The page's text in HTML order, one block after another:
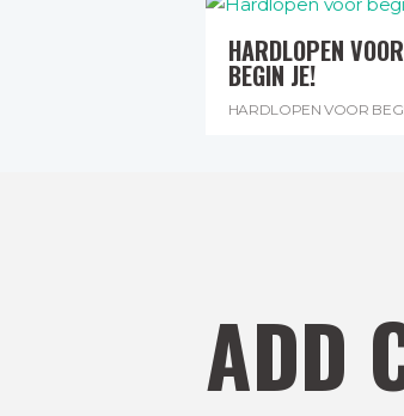
HARDLOPEN
BEGIN JE!
HARDLOPEN VOOR
ADD